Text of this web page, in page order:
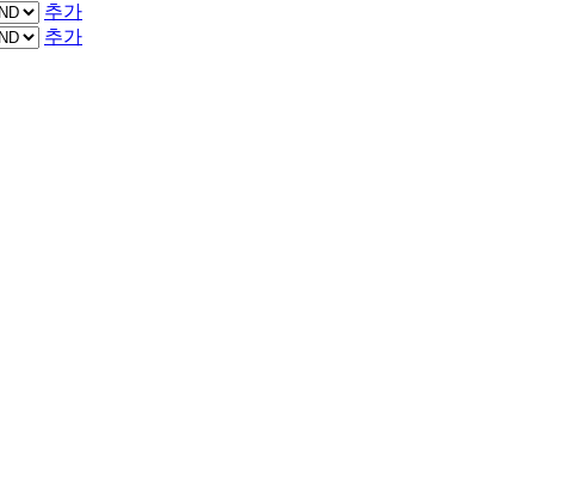
추가
추가